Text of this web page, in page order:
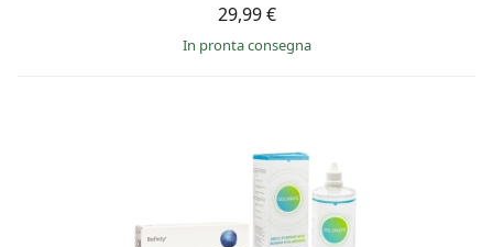
29,99 €
in pronta consegna